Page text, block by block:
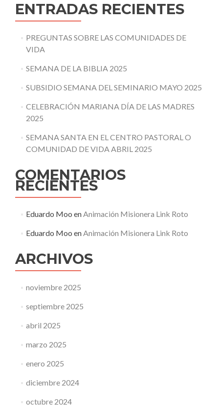
ENTRADAS RECIENTES
PREGUNTAS SOBRE LAS COMUNIDADES DE
VIDA
SEMANA DE LA BIBLIA 2025
SUBSIDIO SEMANA DEL SEMINARIO MAYO 2025
CELEBRACIÓN MARIANA DÍA DE LAS MADRES
2025
SEMANA SANTA EN EL CENTRO PASTORAL O
COMUNIDAD DE VIDA ABRIL 2025
COMENTARIOS
RECIENTES
Eduardo Moo enAnimación Misionera Link Roto
Eduardo Moo enAnimación Misionera Link Roto
ARCHIVOS
noviembre 2025
septiembre 2025
abril 2025
marzo 2025
enero 2025
diciembre 2024
octubre 2024